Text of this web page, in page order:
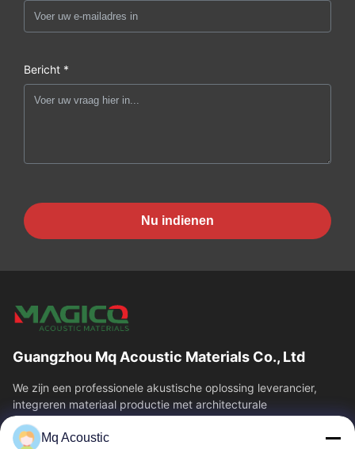
Bericht *
Nu indienen
Guangzhou Mq Acoustic Materials Co., Ltd
We zijn een professionele akustische oplossing leverancier,
integreren materiaal productie met architecturale
akoestiek.theatersWe leveren...
Snelkoppelingen
Mq Acoustic